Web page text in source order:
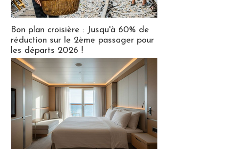
Bon plan croisière : Jusqu'à 60% de
réduction sur le 2ème passager pour
les départs 2026 !